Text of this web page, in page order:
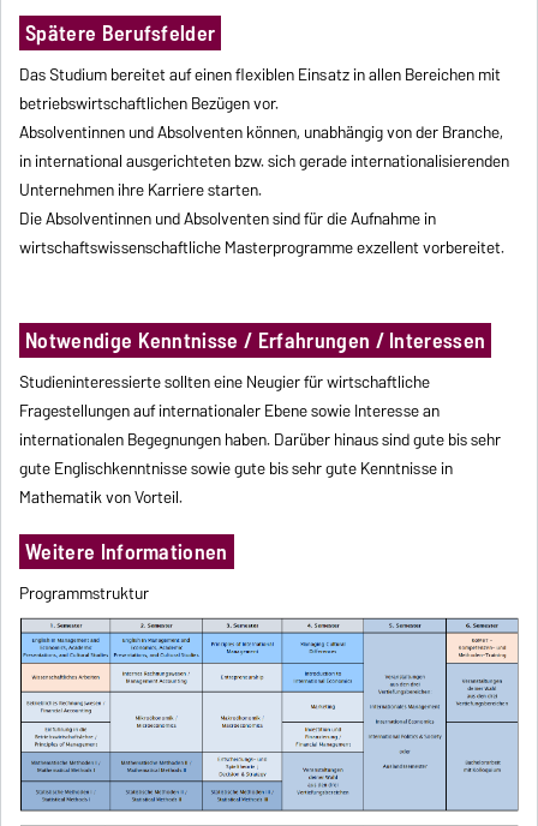
Spätere Berufsfelder
Das Studium bereitet auf einen flexiblen Einsatz in allen Bereichen mit
betriebswirtschaftlichen Bezügen vor.
Absolventinnen und Absolventen können, unabhängig von der Branche,
in international ausgerichteten bzw. sich gerade internationalisierenden
Unternehmen ihre Karriere starten.
Die Absolventinnen und Absolventen sind für die Aufnahme in
wirtschaftswissenschaftliche Masterprogramme exzellent vorbereitet.
Notwendige Kenntnisse / Erfahrungen / Interessen
Studieninteressierte sollten eine Neugier für wirtschaftliche
Fragestellungen auf internationaler Ebene sowie Interesse an
internationalen Begegnungen haben. Darüber hinaus sind gute bis sehr
gute Englischkenntnisse sowie gute bis sehr gute Kenntnisse in
Mathematik von Vorteil.
Weitere Informationen
Programmstruktur